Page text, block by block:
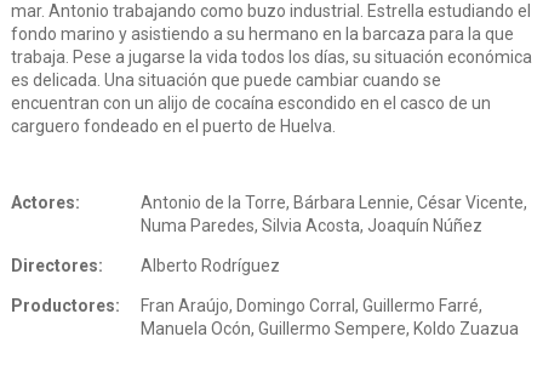
mar. Antonio trabajando como buzo industrial. Estrella estudiando el
fondo marino y asistiendo a su hermano en la barcaza para la que
trabaja. Pese a jugarse la vida todos los días, su situación económica
es delicada. Una situación que puede cambiar cuando se
encuentran con un alijo de cocaína escondido en el casco de un
carguero fondeado en el puerto de Huelva.
Actores:
Antonio de la Torre, Bárbara Lennie, César Vicente,
Numa Paredes, Silvia Acosta, Joaquín Núñez
Directores: Alberto Rodríguez
Productores:
Fran Araújo, Domingo Corral, Guillermo Farré,
Manuela Ocón, Guillermo Sempere, Koldo Zuazua